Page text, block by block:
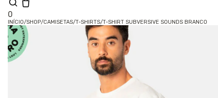
0
Shop
Lançamentos
Linhas
Especiais
INÍCIO/SHOP/CAMISETAS/T-SHIRTS/T-SHIRT SUBVERSIVE SOUNDS BRANCO